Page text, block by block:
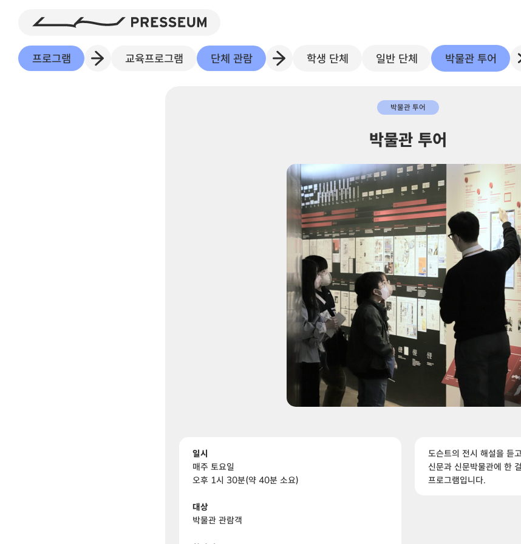
프로그램 교육프로그램 단체 관람 학생 단체 일반 단체 박물관 투어
박물관 투어
박물관 투어
일시
매주 토요일
오후 1시 30분(약 40분 소요)
대상
박물관 관람객
도슨트의 전시 해설을 듣
신문과 신문박물관에 한
프로그램입니다.